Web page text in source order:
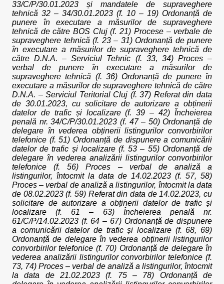
33/C/P/30.01.2023 și mandatele de supraveghere
tehnică 32 – 34/30.01.2023 (f. 10 – 19) Ordonanță de
punere în executare a măsurilor de supraveghere
tehnică de către BOS Cluj (f. 21) Procese – verbale de
supraveghere tehnică (f. 23 – 31) Ordonanță de punere
în executare a măsurilor de supraveghere tehnică de
către D.N.A. – Serviciul Tehnic (f. 33, 34) Proces –
verbal de punere în executare a măsurilor de
supraveghere tehnică (f. 36) Ordonanță de punere în
executare a măsurilor de supraveghere tehnică de către
D.N.A. – Serviciul Teritorial Cluj (f. 37) Referat din data
de 30.01.2023, cu solicitare de autorizare a obținerii
datelor de trafic și localizare (f. 39 – 42) Încheierea
penală nr. 34/C/P/30.01.2023 (f. 47 – 50) Ordonanță de
delegare în vederea obținerii listingurilor convorbirilor
telefonice (f. 51) Ordonanță de dispunere a comunicării
datelor de trafic și localizare (f. 53 – 55) Ordonanță de
delegare în vederea analizării listingurilor convorbirilor
telefonice (f. 56) Proces – verbal de analiză a
listingurilor, întocmit la data de 14.02.2023 (f. 57, 58)
Proces – verbal de analiză a listingurilor, întocmit la data
de 08.02.2023 (f. 59) Referat din data de 14.02.2023, cu
solicitare de autorizare a obținerii datelor de trafic și
localizare (f. 61 – 63) Încheierea penală nr.
61/C/P/14.02.2023 (f. 64 – 67) Ordonanță de dispunere
a comunicării datelor de trafic și localizare (f. 68, 69)
Ordonanță de delegare în vederea obținerii listingurilor
convorbirilor telefonice (f. 70) Ordonanță de delegare în
vederea analizării listingurilor convorbirilor telefonice (f.
73, 74) Proces – verbal de analiză a listingurilor, întocmit
la data de 21.02.2023 (f. 75 – 78) Ordonanță de